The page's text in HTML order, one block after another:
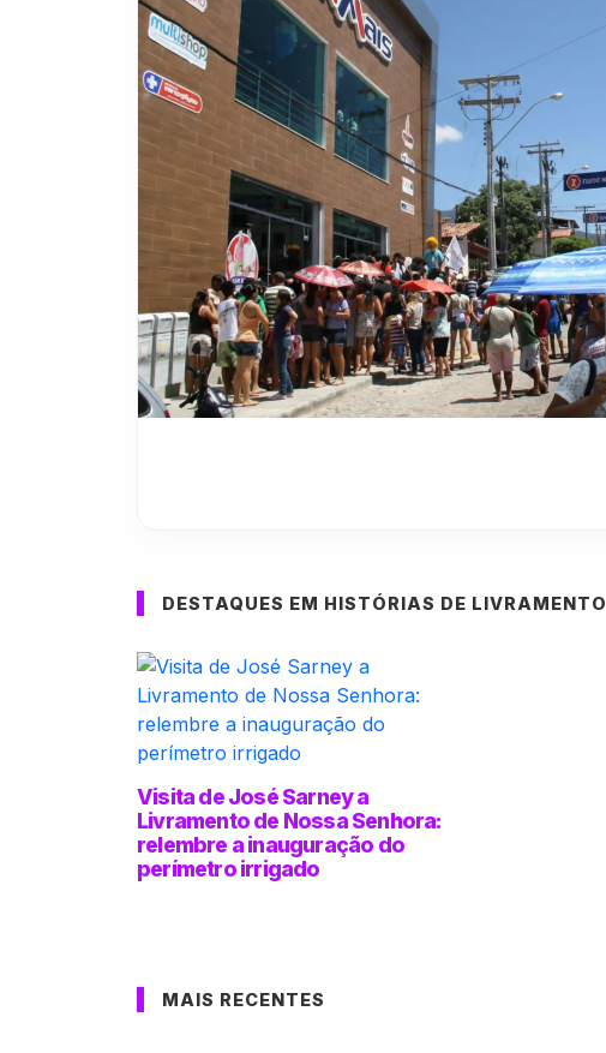
DESTAQUES EM HISTÓRIAS DE LIVRAMENTO
Visita de José Sarney a
Livramento de Nossa Senhora:
relembre a inauguração do
perímetro irrigado
MAIS RECENTES